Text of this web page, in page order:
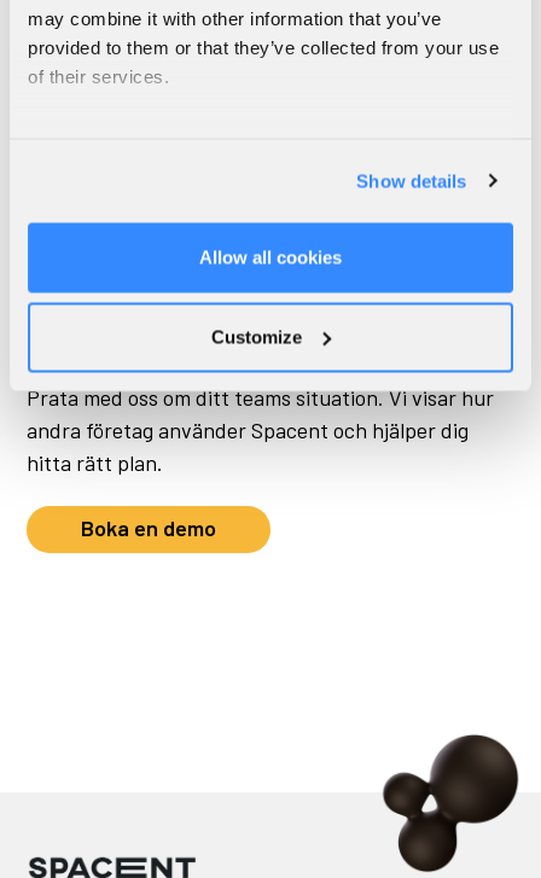
may combine it with other information that you’ve
provided to them or that they’ve collected from your use
of their services.
Show details
Allow all cookies
Customize
Se hur Spacents planer fungerar för företag, från
månadsvis tillgång till skrivbord till kontorshubbar
och mötesrum.
Prata med oss om ditt teams situation. Vi visar hur
andra företag använder Spacent och hjälper dig
hitta rätt plan.
Boka en demo